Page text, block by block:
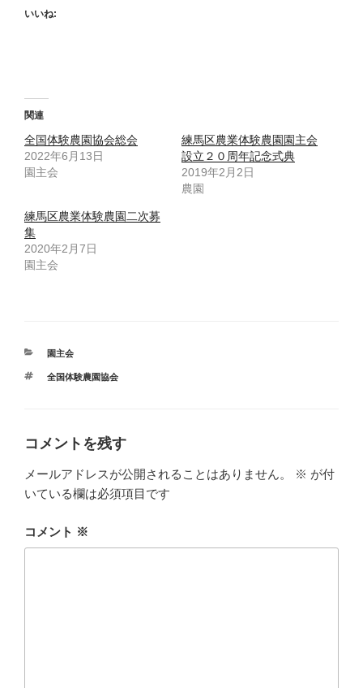
いいね:
関連
全国体験農園協会総会
2022年6月13日
園主会
練馬区農業体験農園園主会
設立２０周年記念式典
2019年2月2日
農園
練馬区農業体験農園二次募
集
2020年2月7日
園主会
カ
ゴ
園主会
タ
全国体験農園協会
コメントを残す
メールアドレスが公開されることはありません。 ※ が付
いている欄は必須項目です
コメント ※